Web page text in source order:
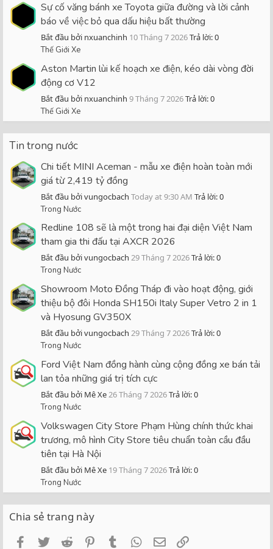
Sự cố văng bánh xe Toyota giữa đường và lời cảnh
báo về việc bỏ qua dấu hiệu bất thường
Bắt đầu bởi nxuanchinh 10 Tháng 7 2026Trả lời: 0
Thế Giới Xe
Aston Martin lùi kế hoạch xe điện, kéo dài vòng đời
động cơ V12
Bắt đầu bởi nxuanchinh 9 Tháng 7 2026Trả lời: 0
Thế Giới Xe
Tin trong nước
Chi tiết MINI Aceman - mẫu xe điện hoàn toàn mới
giá từ 2,419 tỷ đồng
Bắt đầu bởi vungocbach Today at 9:30 AM Trả lời: 0
Trong Nước
Redline 108 sẽ là một trong hai đại diện Việt Nam
tham gia thi đấu tại AXCR 2026
Bắt đầu bởi vungocbach 29 Tháng 7 2026Trả lời: 0
Trong Nước
Showroom Moto Đồng Tháp đi vào hoạt động, giới
thiệu bộ đôi Honda SH150i Italy Super Vetro 2 in 1
và Hyosung GV350X
Bắt đầu bởi vungocbach 29 Tháng 7 2026Trả lời: 0
Trong Nước
Ford Việt Nam đồng hành cùng cộng đồng xe bán tải
lan tỏa những giá trị tích cực
Bắt đầu bởi Mê Xe26 Tháng 7 2026Trả lời: 0
Trong Nước
Volkswagen City Store Phạm Hùng chính thức khai
trương, mô hình City Store tiêu chuẩn toàn cầu đầu
tiên tại Hà Nội
Bắt đầu bởi Mê Xe 19 Tháng 7 2026Trả lời: 0
Trong Nước
Chia sẻ trang này
FacebookTwitterReddit PinterestTumblrWhatsApp
Email